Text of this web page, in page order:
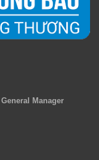
General Manager